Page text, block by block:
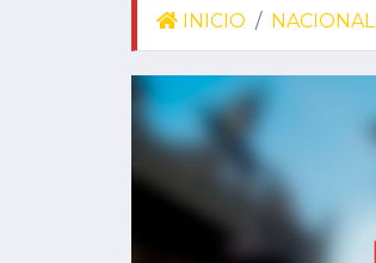
INICIO NACIONAL